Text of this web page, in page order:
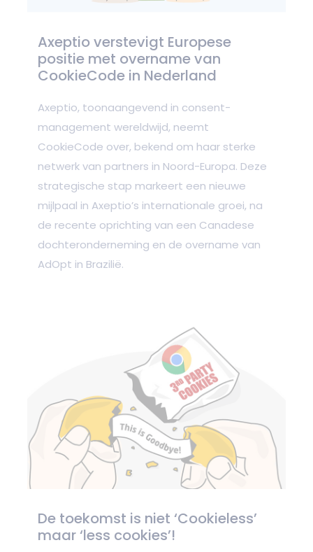
Axeptio verstevigt Europese
positie met overname van
CookieCode in Nederland
Axeptio, toonaangevend in consent-
management wereldwijd, neemt
CookieCode over, bekend om haar sterke
netwerk van partners in Noord-Europa. Deze
strategische stap markeert een nieuwe
mijlpaal in Axeptio’s internationale groei, na
de recente oprichting van een Canadese
dochteronderneming en de overname van
AdOpt in Brazilië.
De toekomst is niet ‘Cookieless’
maar ‘less cookies’!